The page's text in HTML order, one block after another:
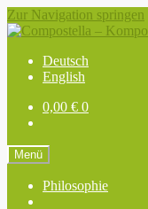
Zur Navigation springen
Deutsch
English
0,00 € 0
Menü
Philosophie